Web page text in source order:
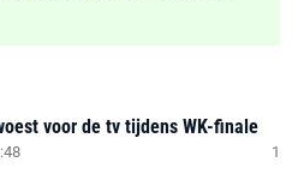
voor de tv tijdens WK-finale
1